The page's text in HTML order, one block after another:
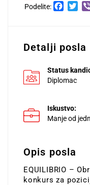
Podelite:
Detalji posla
Status
Diplomac
Iskustvo:
Manje od
Opis posla
EQUILIBRIO –
konkurs za